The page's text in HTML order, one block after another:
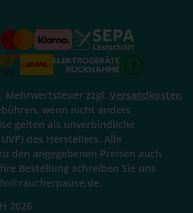
Mehrwertsteuer zzgl. Versandkosten
wenn nicht anders
gelten als unverbindliche
des Herstellers. Alle
den angegebenen Preisen auch
Bestellung schreiben Sie uns
2026